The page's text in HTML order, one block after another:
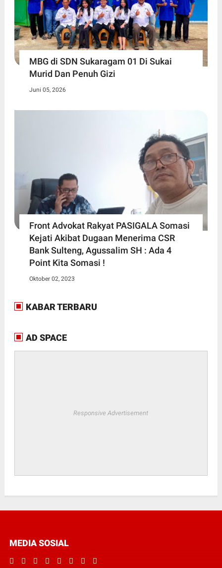
MBG di SDN Sukaragam 01 Di Sukai
Murid Dan Penuh Gizi
Juni 05, 2026
Front Advokat Rakyat PASIGALA Somasi
Kejati Akibat Dugaan Menerima CSR
Bank Sulteng, Agussalim SH : Ada 4
Point Kita Somasi !
Oktober 02, 2023
KABAR TERBARU
AD SPACE
Responsive Advertisement
MEDIA SOSIAL